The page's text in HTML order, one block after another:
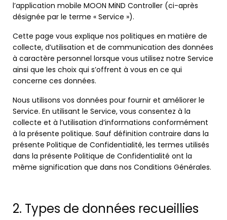
l’application mobile MOON MiND Controller (ci-après
désignée par le terme « Service »).
Cette page vous explique nos politiques en matière de
collecte, d’utilisation et de communication des données
à caractère personnel lorsque vous utilisez notre Service
ainsi que les choix qui s’offrent à vous en ce qui
concerne ces données.
Nous utilisons vos données pour fournir et améliorer le
Service. En utilisant le Service, vous consentez à la
collecte et à l’utilisation d’informations conformément
à la présente politique. Sauf définition contraire dans la
présente Politique de Confidentialité, les termes utilisés
dans la présente Politique de Confidentialité ont la
même signification que dans nos Conditions Générales.
2. Types de données recueillies
Assistance
joindre
Nouvelles
Carrières
Trouver
une
boutique